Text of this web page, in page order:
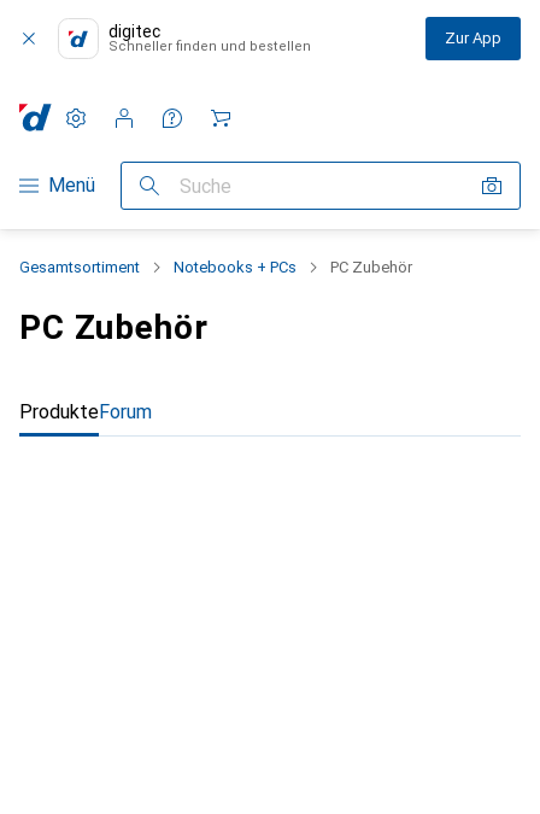
digitec
Schneller finden und bestellen Zur App
Navigation nach Kategorien
Menü Suche
Einstellungen
Kundenkonto
Vergleichslisten
Merklisten
Warenkorb
Gesamtsortiment Notebooks + PCs PC Zubehör
PC Zubehör
ProdukteForum